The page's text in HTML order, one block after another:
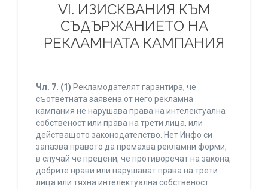
VI. ИЗИСКВАНИЯ КЪМ
СЪДЪРЖАНИЕТО НА
РЕКЛАМНАТА КАМПАНИЯ
Чл. 7. (1) Рекламодателят гарантира, че
съответната заявена от него рекламна
кампания не нарушава права на интелектуална
собственост или права на трети лица, или
действащото законодателство. Нет Инфо си
запазва правото да премахва рекламни форми,
в случай че прецени, че противоречат на закона,
добрите нрави или нарушават права на трети
лица или тяхна интелектуална собственост.